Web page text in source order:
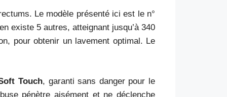
Le modèle présenté ici est le n°
existe 5 autres, atteignant jusqu’à 340
pour obtenir un lavement optimal. Le
Touch, garanti sans danger pour le
pénètre aisément et ne déclenche